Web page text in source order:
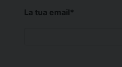
La tua email*